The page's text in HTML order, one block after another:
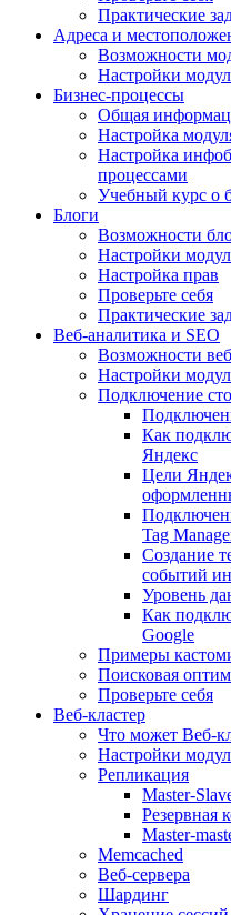
Практические
Адреса и
Возможности
Настройки
Бизнес-процессы
Общая
Настройка
Настройка
процессами
Учебный курс о
Блоги
Возможности
Настройки
Настройка прав
Проверьте себя
Практические
Веб-аналитика и SEO
Возможности
Настройки
Подключение
Как
Яндекс
Цели
Tag
Создание
событий
Уровень
Как
Google
Примеры
Поисковая
Проверьте себя
Веб-кластер
Что может Веб-
Настройки
Репликация
Master-
Резервная
Master-
Memcached
Веб-сервера
Шардинг